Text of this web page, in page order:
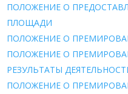
ПОЛОЖЕНИЕ О
ПЛОЩАДИ
ПОЛОЖЕНИЕ О
ПОЛОЖЕНИЕ О
РЕЗУЛЬТАТЫ
ПОЛОЖЕНИЕ О